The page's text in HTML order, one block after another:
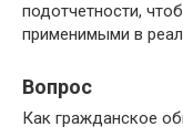
подотчетности,
применимыми в
Вопрос
Как гражданское